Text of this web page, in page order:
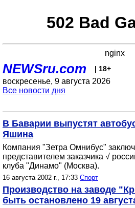
502 Bad
nginx
NEWSru.com | 18+
воскресенье, 9 августа 2026
Все новости дня
В Баварии выпустят
Яшина
Компания "Зетра Омнибус"
представителем заказчика √
клуба "Динамо" (Москва).
16 августа 2002 г., 17:33 Спорт
Производство на заводе
быть остановлено 19